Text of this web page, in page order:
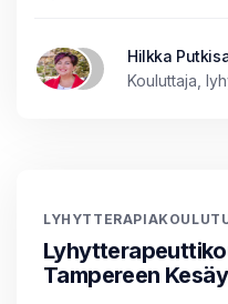
Hilkka
Kouluttaja,
Tampereen